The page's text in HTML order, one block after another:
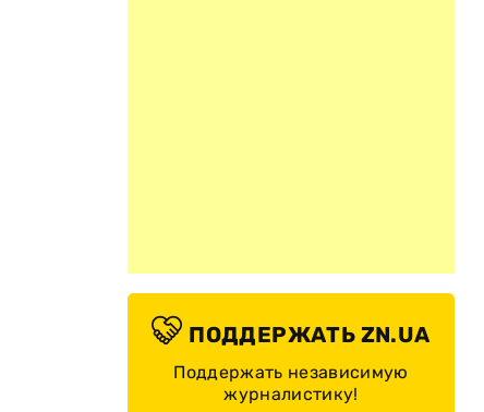
ПОДДЕРЖАТЬ ZN.UA
Поддержать независимую
журналистику!